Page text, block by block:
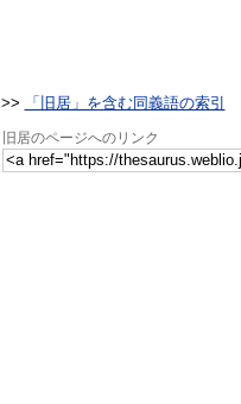
>> 「旧居」を含む同義語の索引
旧居のページへのリンク